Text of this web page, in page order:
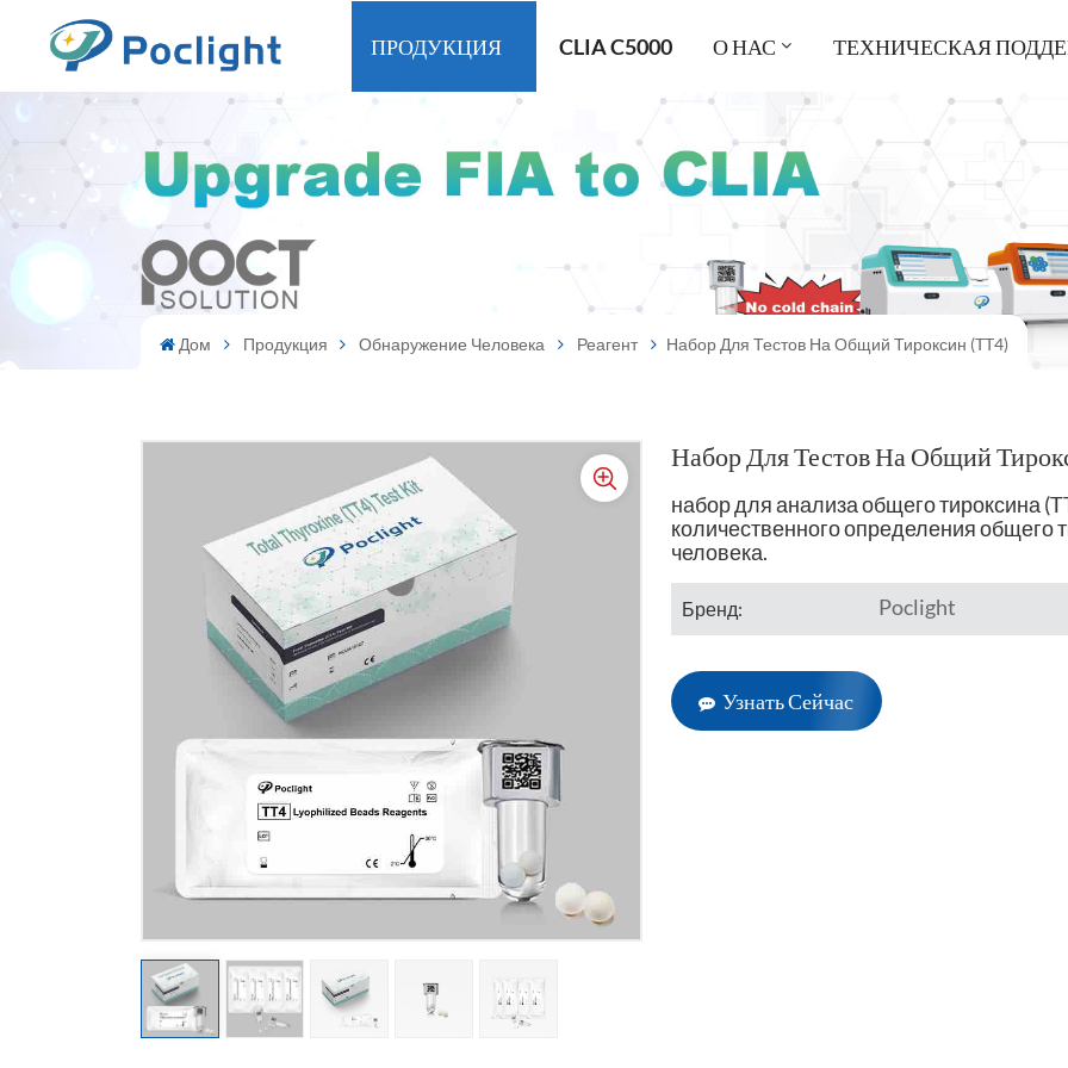
ПРОДУКЦИЯ CLIA C5000 О НАС ТЕХНИЧЕСКАЯ
Дом Продукция Обнаружение Человека Реагент Набор Для Тестов На Общий Тироксин (TT4)
Набор Для Тестов На Общий
набор для анализа общего тироксина
количественного определения общего
человека.
Бренд: Poclight
Узнать Сейчас